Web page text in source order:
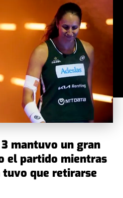
mantuvo un gran
el partido mientras
tuvo que retirarse